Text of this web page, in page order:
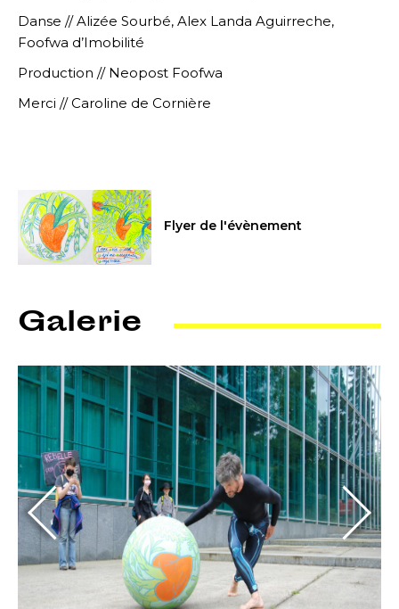
Danse // Alizée Sourbé, Alex Landa Aguirreche,
Foofwa d’Imobilité
Production // Neopost Foofwa
Merci // Caroline de Cornière
Flyer de l'évènement
Galerie